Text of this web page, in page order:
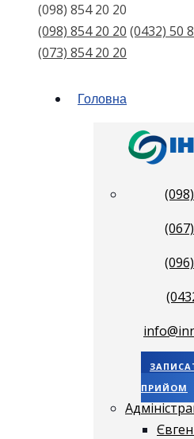
(098) 854 20 20
(098) 854 20 20 (0432) 50
(073) 854 20 20
Головна
ПРИЙОМ